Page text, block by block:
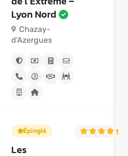
Lyon Nord
Chazay-
d'Azergues
Épinglé
Les